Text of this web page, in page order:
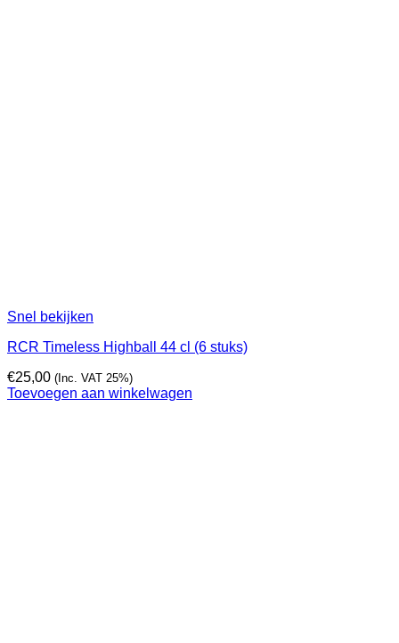
Snel bekijken
RCR Timeless Highball 44 cl (6 stuks)
€25,00 (Inc. VAT 25%)
Toevoegen aan winkelwagen